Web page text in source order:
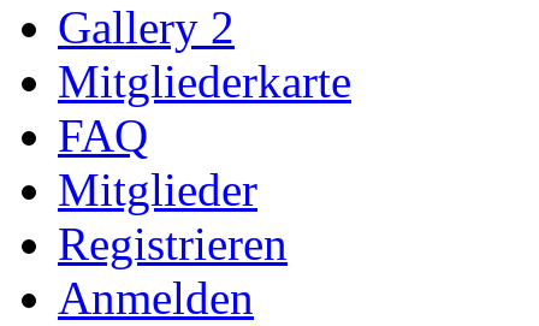
Gallery 2
Mitgliederkarte
FAQ
Mitglieder
Registrieren
Anmelden